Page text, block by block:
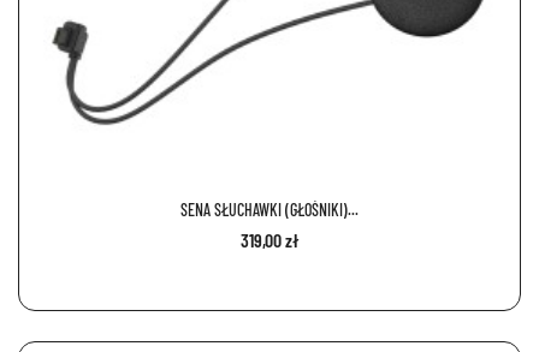
SENA SŁUCHAWKI (GŁOŚNIKI)...
319,00 zł